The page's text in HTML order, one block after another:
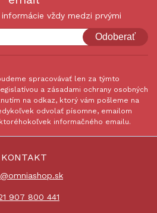
vždy medzi prvými
Odoberať
spracovávať len za týmto
a zásadami ochrany osobných
na odkaz, ktorý vám pošleme na
odvolať písomne, emailom
informačného emailu.
KONTAKT
907 800 441